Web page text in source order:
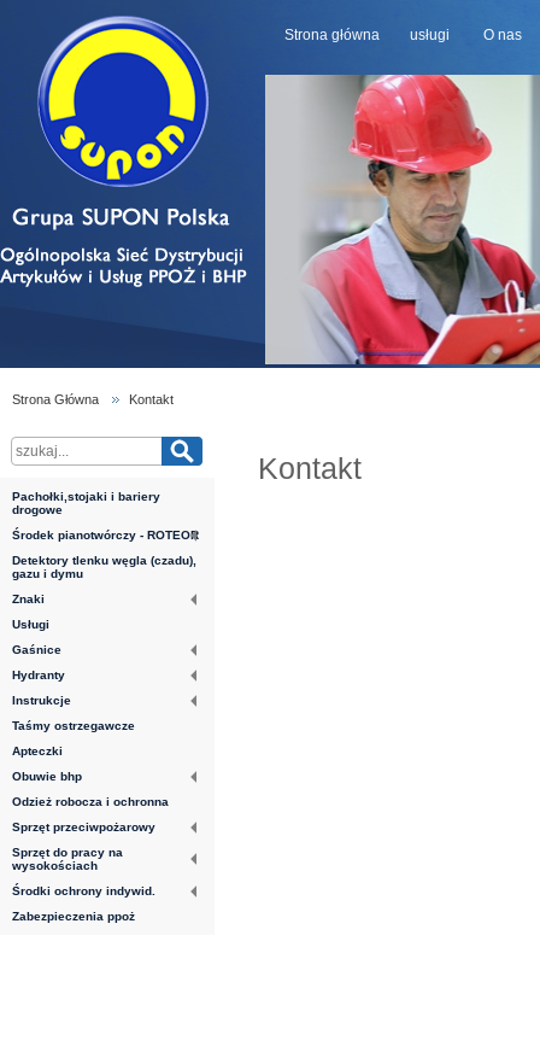
Strona główna usługi O nas
Strona Główna Kontakt
Pachołki,stojaki i bariery
drogowe
Środek pianotwórczy - ROTEOR
Detektory tlenku węgla (czadu),
gazu i dymu
Znaki
Usługi
Gaśnice
Hydranty
Instrukcje
Taśmy ostrzegawcze
Apteczki
Obuwie bhp
Odzież robocza i ochronna
Sprzęt przeciwpożarowy
Sprzęt do pracy na
wysokościach
Środki ochrony indywid.
Zabezpieczenia ppoż
Kontakt